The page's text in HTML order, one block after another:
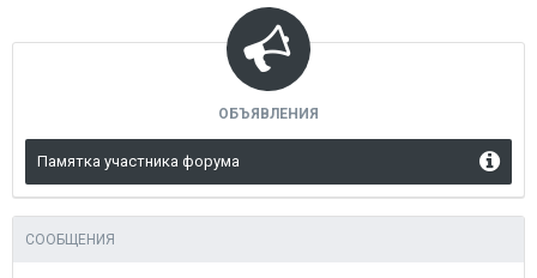
ОБЪЯВЛЕНИЯ
Памятка участника форума
СООБЩЕНИЯ